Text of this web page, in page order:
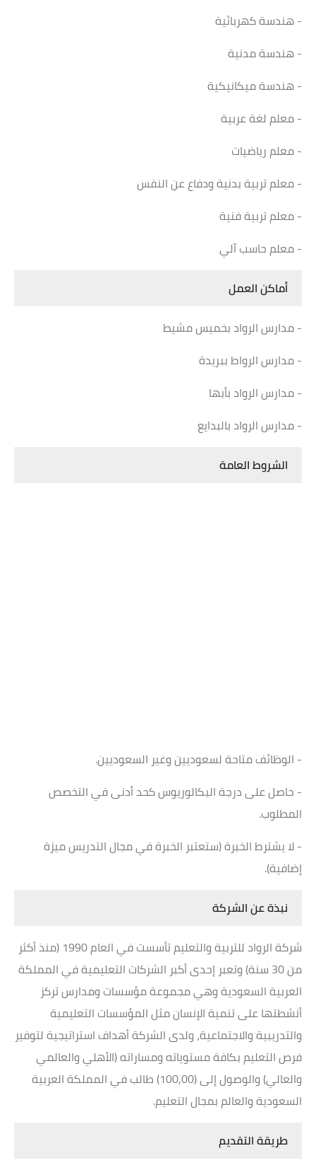
- هندسة كهربائية
- هندسة مدنية
- هندسة ميكانيكية
- معلم لغة عربية
- معلم رياضيات
- معلم تربية بدنية ودفاع عن النفس
- معلم تربية فنية
- معلم حاسب آلي
أماكن العمل
- مدارس الرواد بخميس مشيط
- مدارس الرواط ببريدة
- مدارس الرواد بأبها
- مدارس الرواد بالبدايع
الشروط العامة
- الوظائف متاحة لسعوديين وغير السعوديين.
- حاصل على درجة البكالوريوس كحد أدنى في التخصص
المطلوب.
- لا يشترط الخبرة (ستعتبر الخبرة في مجال التدريس ميزة
إضافية).
نبذة عن الشركة
شركة الرواد للتربية والتعليم تأسست في العام 1990 (منذ أكثر
من 30 سنة) وتعبر إحدى أكبر الشركات التعليمية في المملكة
العربية السعودية وهي مجموعة مؤسسات ومدارس تركز
أنشطتها على تنمية الإنسان مثل المؤسسات التعليمية
والتدريبية والاجتماعية، ولدى الشركة أهداف استراتيجية لتوفير
فرص التعليم بكافة مستوياته ومساراته (الأهلي والعالمي
والعالي) والوصول إلى (100,00) طالب في المملكة العربية
السعودية والعالم بمجال التعليم.
طريقة التقديم